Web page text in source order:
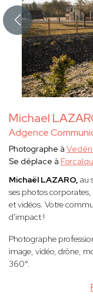
Michael
Adgence
Photographe à
Se déplace à
Michaël LAZARO, au
ses photos
et vidéos. Votre
d'impact !
Photographe
image, vidéo, drône,
360°.